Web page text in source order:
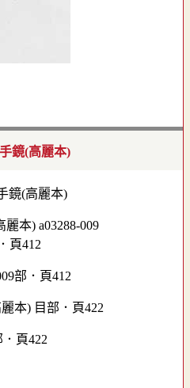
鏡(高麗本)
部．頁412
．頁422